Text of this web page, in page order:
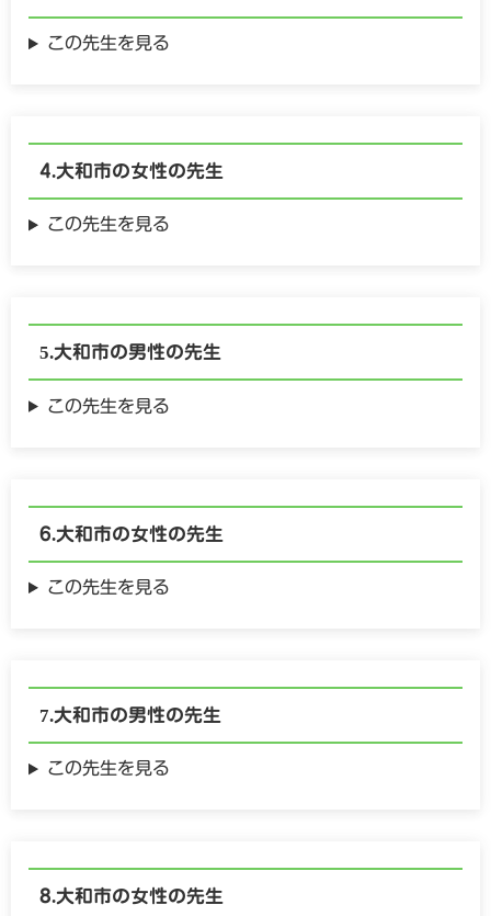
この先生を見る
大和市の女性の先生
この先生を見る
大和市の男性の先生
この先生を見る
大和市の女性の先生
この先生を見る
大和市の男性の先生
この先生を見る
大和市の女性の先生